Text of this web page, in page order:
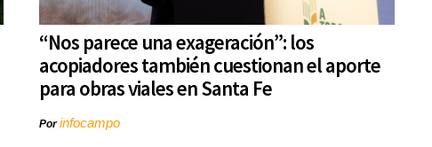
“Nos parece una exageración”: los
acopiadores también cuestionan el aporte
para obras viales en Santa Fe
Porinfocampo